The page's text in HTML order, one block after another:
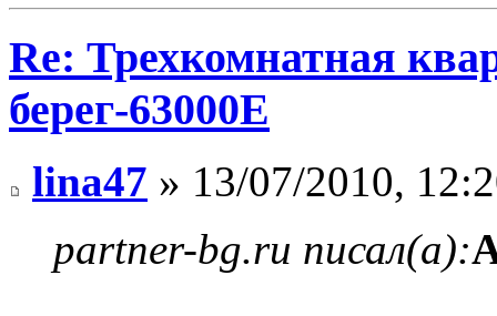
Re: Трехкомнатная
берег-63000E
lina47 » 13/07/2010,
partner-bg.ru писал(а):